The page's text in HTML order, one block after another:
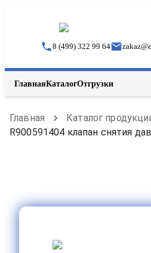
8 (499) 322 99 64 zakaz@
ГлавнаяКаталогОтгрузки
Главная
Каталог
R900591404 клапан снятия